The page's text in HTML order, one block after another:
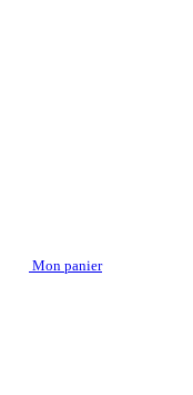
Mon panier